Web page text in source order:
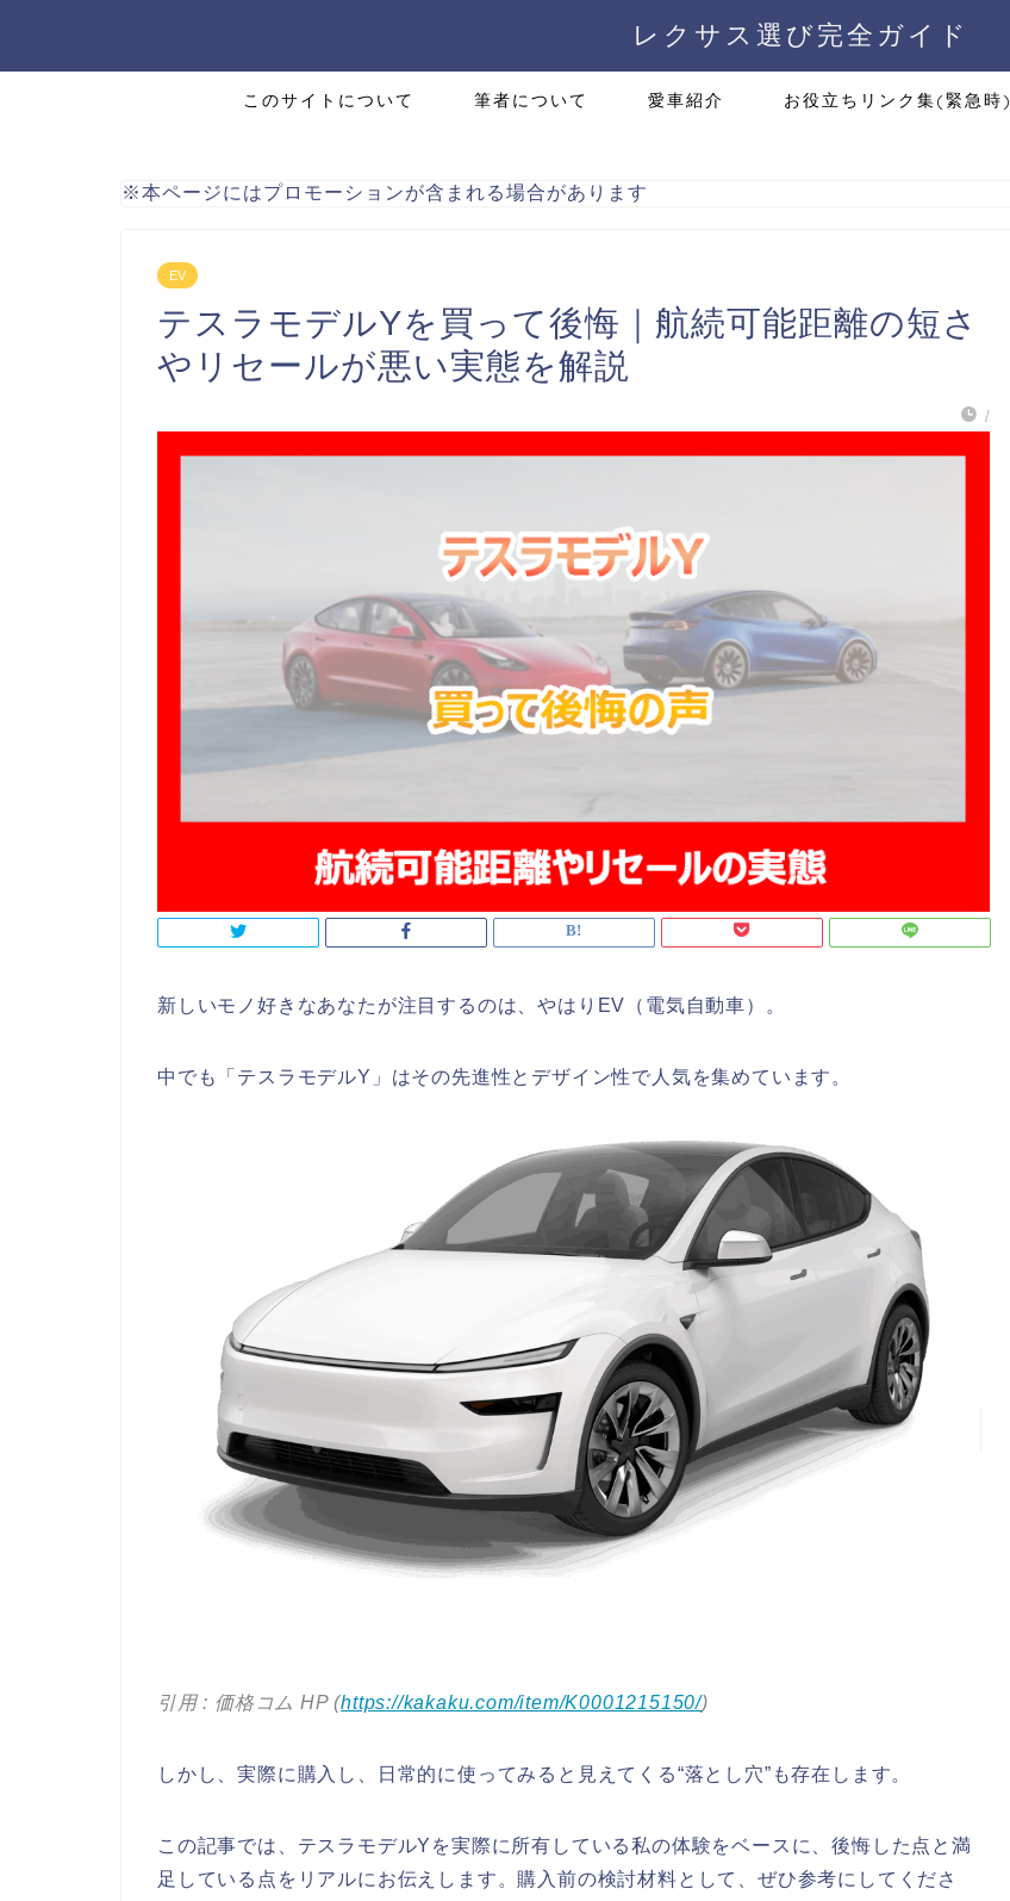
レクサス選び完全ガイド
このサイトについて 筆者について 愛車紹介 お役立ちリンク集(緊急時)
※本ページにはプロモーションが含まれる場合があります
EV
テスラモデルYを買って後悔｜航続可能距離の短さ
やリセールが悪い実態を解説
/
新しいモノ好きなあなたが注目するのは、やはりEV（電気自動車）。
中でも「テスラモデルY」はその先進性とデザイン性で人気を集めています。
引用 : 価格コム HP (https://kakaku.com/item/K0001215150/)
しかし、実際に購入し、日常的に使ってみると見えてくる“落とし穴”も存在します。
この記事では、テスラモデルYを実際に所有している私の体験をベースに、後悔した点と満
足している点をリアルにお伝えします。購入前の検討材料として、ぜひ参考にしてくださ